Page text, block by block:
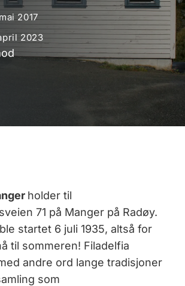
2017
2023
holder til
71 på Manger på Radøy.
startet 6 juli 1935, altså for
til sommeren! Filadelfia
andre ord lange tradisjoner
som